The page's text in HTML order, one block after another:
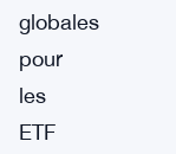
globales
pour
les
ETF